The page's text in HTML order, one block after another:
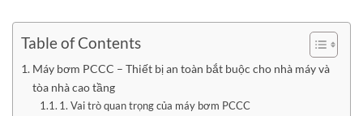
Table of Contents
Máy bơm PCCC – Thiết bị an toàn bắt buộc cho nhà máy và
tòa nhà cao tầng
1. Vai trò quan trọng của máy bơm PCCC